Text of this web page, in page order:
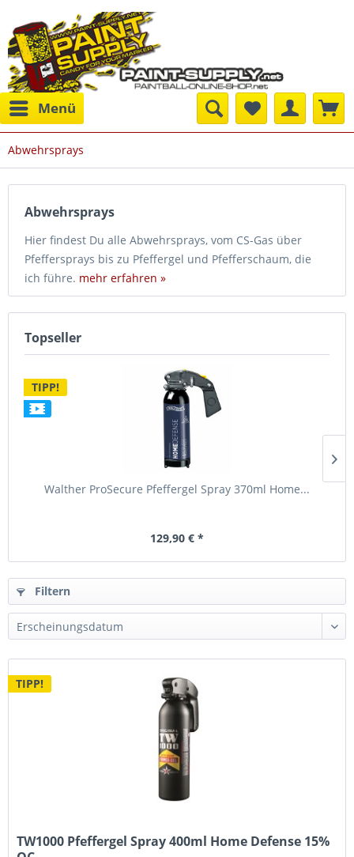
Menü
Abwehrsprays
Abwehrsprays
Hier findest Du alle Abwehrsprays, vom CS-Gas über
Pfeffersprays bis zu Pfeffergel und Pfefferschaum, die
ich führe. mehr erfahren »
Topseller
TIPP!
Walther ProSecure Pfeffergel Spray 370ml Home...
129,90 € *
Filtern
TIPP!
TW1000 Pfeffergel Spray 400ml Home Defense 15%